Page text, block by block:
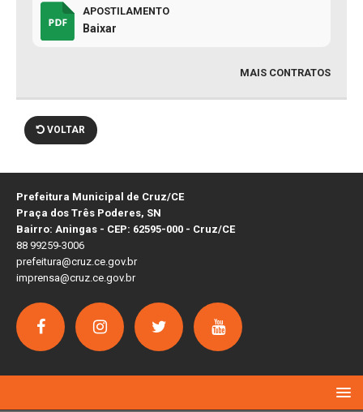
APOSTILAMENTO
Baixar
MAIS CONTRATOS
VOLTAR
Prefeitura Municipal de Cruz/CE
Praça dos Três Poderes, SN
Bairro: Aningas - CEP: 62595-000 - Cruz/CE
88 99259-3006
prefeitura@cruz.ce.gov.br
imprensa@cruz.ce.gov.br